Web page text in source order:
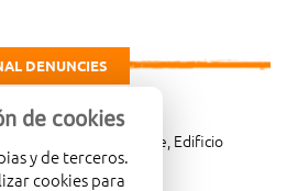
DENUNCIES
Km. 4, 03007 Alicante, Edificio
planta 3ª
de cookies
y de terceros.
cookies para